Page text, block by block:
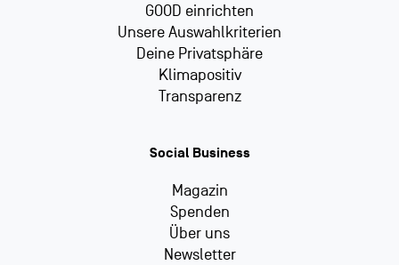
GOOD einrichten
Unsere Auswahlkriterien
Deine Privatsphäre
Klimapositiv
Transparenz
Social Business
Magazin
Spenden
Über uns
Newsletter